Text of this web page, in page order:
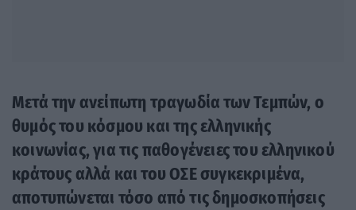
Μετά την ανείπωτη τραγωδία των Τεμπών, ο
θυμός του κόσμου και της ελληνικής
κοινωνίας, για τις παθογένειες του ελληνικού
κράτους αλλά και του ΟΣΕ συγκεκριμένα,
αποτυπώνεται τόσο από τις δημοσκοπήσεις